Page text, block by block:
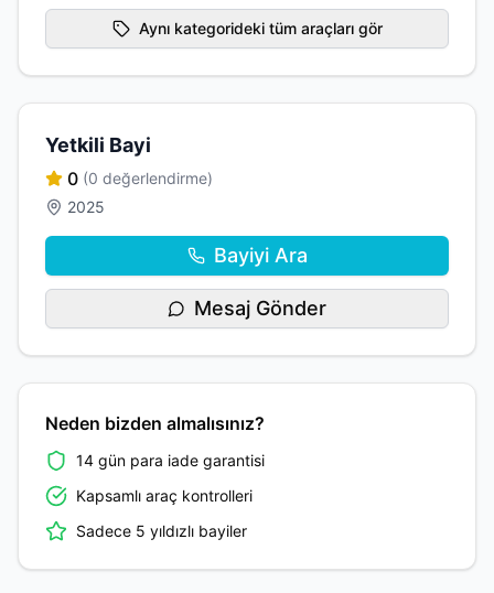
Aynı kategorideki tüm araçları gör
Yetkili Bayi
0 (0 değerlendirme)
2025
Bayiyi Ara
Mesaj Gönder
Neden bizden almalısınız?
14 gün para iade garantisi
Kapsamlı araç kontrolleri
Sadece 5 yıldızlı bayiler